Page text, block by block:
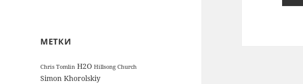
МЕТКИ
Chris Tomlin H2O Hillsong Church
Simon Khorolskiy